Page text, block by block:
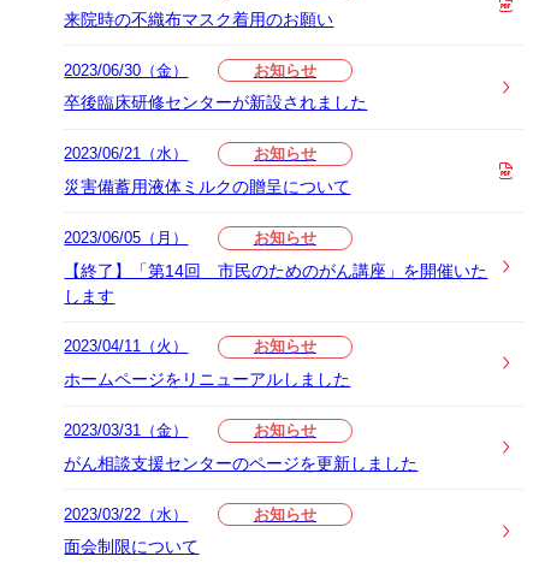
来院時の不織布マスク着用のお願い
2023/06/30（金） お知らせ
卒後臨床研修センターが新設されました
2023/06/21（水） お知らせ
災害備蓄用液体ミルクの贈呈について
2023/06/05（月） お知らせ
【終了】「第14回 市民のためのがん講座」を開催いた
します
2023/04/11（火） お知らせ
ホームページをリニューアルしました
2023/03/31（金） お知らせ
がん相談支援センターのページを更新しました
2023/03/22（水） お知らせ
面会制限について